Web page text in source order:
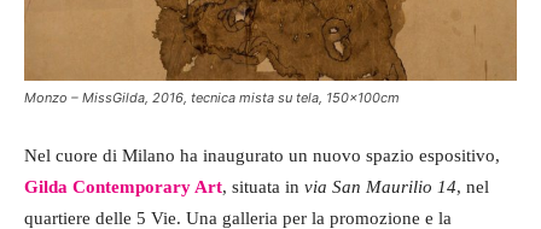
Monzo – MissGilda, 2016, tecnica mista su tela, 150x100cm
Nel cuore di Milano ha inaugurato un nuovo spazio espositivo,
Gilda Contemporary Art, situata in via San Maurilio 14, nel
quartiere delle 5 Vie. Una galleria per la promozione e la